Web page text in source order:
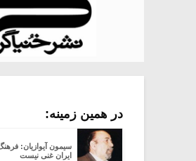
در همین زمینه:
سیمون آیوازیان:
ایران غنی نیست